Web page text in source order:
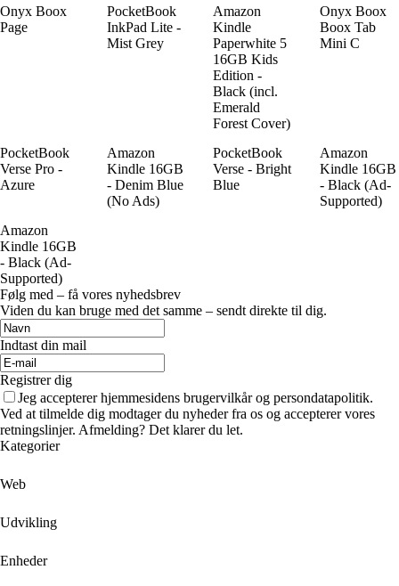
Onyx Boox
Page
PocketBook
InkPad Lite -
Mist Grey
Amazon
Kindle
Paperwhite 5
16GB Kids
Edition -
Black (incl.
Emerald
Forest Cover)
Onyx Boox
Boox Tab
Mini C
PocketBook
Verse Pro -
Azure
Amazon
Kindle 16GB
- Denim Blue
(No Ads)
PocketBook
Verse - Bright
Blue
Amazon
Kindle 16GB
- Black (Ad-
Supported)
Amazon
Kindle 16GB
- Black (Ad-
Supported)
Følg med – få vores nyhedsbrev
Viden du kan bruge med det samme – sendt direkte til dig.
Indtast din mail
Registrer dig
Jeg accepterer hjemmesidens brugervilkår og persondatapolitik.
Ved at tilmelde dig modtager du nyheder fra os og accepterer vores
retningslinjer. Afmelding? Det klarer du let.
Kategorier
Web
Udvikling
Enheder